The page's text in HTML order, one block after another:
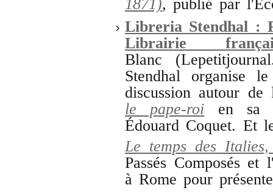
1871), publié par
Libreria Stendhal :
Librairie
Blanc
Stendhal organise
discussion autour
le pape-roi
en sa
Édouard Coquet. Et
Le temps des
Passés Composés
à Rome pour